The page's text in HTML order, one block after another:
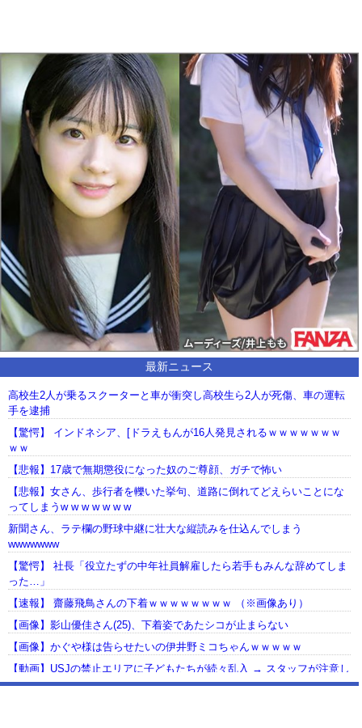
最新ニュース
高校生2人が乗るスクーターと車が衝突し高校生ら2人が死傷、車の運転
手を逮捕
【驚愕】 インドネシア、[ドラえもんが16人発見されるｗｗｗｗｗｗｗ
ｗｗ
【悲報】17歳で無期懲役になった奴のご尊顔、ガチで怖い
【悲報】女さん、歩行者を轢いた挙句、道路に倒れてどえらいことにな
ってしまうw w w w w w w
新聞さん、ラテ欄の野球中継に壮大な縦読みを仕込んでしまう
wwwwwww
【驚愕】 社長「役立たずの中年社員解雇したら若手もみんな辞めてしま
った…」
【速報】 齋藤飛鳥さんの下着ｗｗｗｗｗｗｗｗ （※画像あり）
【画像】影山優佳さん(25)、下着姿であたシコが止まらない
【画像】かぐや様は告らせたいの伊井野ミコちゃんｗｗｗｗｗ
【動画】USJの禁止エリアに子どもたちが続々乱入 → スタッフが注意し
ても止まらない事態に